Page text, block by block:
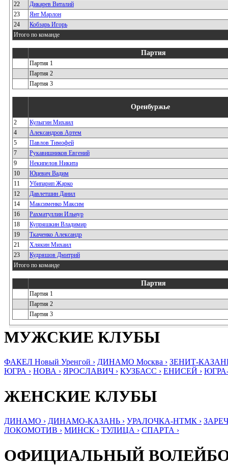
22
Дикарев Виталий
23
Янт Марлон
24
Кобзарь Игорь
Итого по команде
Партия
Партия 1
Партия 2
Партия 3
Оренбуржье
2
Кулыгин Михаил
4
Александров Артем
5
Павлов Тимофей
7
Рукавишников Евгений
9
Некипелов Никита
10
Юцевич Вадим
11
Убипарип Жарко
12
Давлетшин Данил
14
Максименко Максим
16
Рахматуллин Ильнур
18
Купряшкин Владимир
19
Ткаченко Александр
21
Хлякин Михаил
23
Кудряшов Дмитрий
Итого по команде
Партия
Партия 1
Партия 2
Партия 3
МУЖСКИЕ КЛУБЫ
ФАКЕЛ Новый Уренгой › ДИНАМО Москва › ЗЕНИТ-
ЮГРА › НОВА › ЯРОСЛАВИЧ › КУЗБАСС › ЕНИСЕЙ ›
ЖЕНСКИЕ КЛУБЫ
ДИНАМО › ДИНАМО-КАЗАНЬ › УРАЛОЧКА-НТМК ›
ЛОКОМОТИВ › МИНСК › ТУЛИЦА › СПАРТА ›
ОФИЦИАЛЬНЫЙ